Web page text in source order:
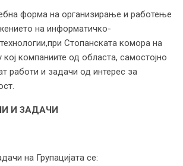
форма на организирање и работење
на информатичко-
Стопанската комора на
кој компаниите од областа, самостојно
работи и задачи од интерес за
И ЗАДАЧИ
на Групацијата се: